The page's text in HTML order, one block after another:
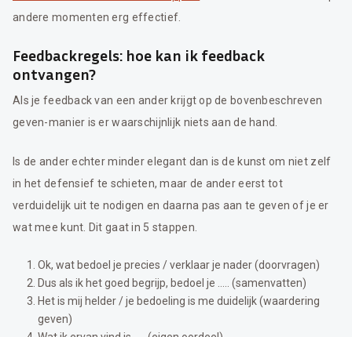
andere momenten erg effectief.
Feedbackregels: hoe kan ik feedback
ontvangen?
Als je feedback van een ander krijgt op de bovenbeschreven
geven-manier is er waarschijnlijk niets aan de hand.
Is de ander echter minder elegant dan is de kunst om niet zelf
in het defensief te schieten, maar de ander eerst tot
verduidelijk uit te nodigen en daarna pas aan te geven of je er
wat mee kunt. Dit gaat in 5 stappen.
Ok, wat bedoel je precies / verklaar je nader (doorvragen)
Dus als ik het goed begrijp, bedoel je ….. (samenvatten)
Het is mij helder / je bedoeling is me duidelijk (waardering
geven)